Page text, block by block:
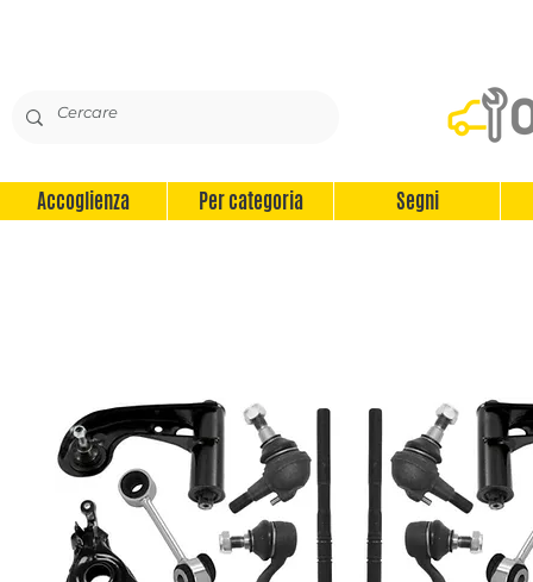
Accoglienza Per categoria Segni